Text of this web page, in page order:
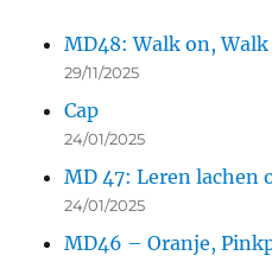
MD48: Walk on,
29/11/2025
Cap
24/01/2025
MD 47: Leren lachen
24/01/2025
MD46 – Oranje,